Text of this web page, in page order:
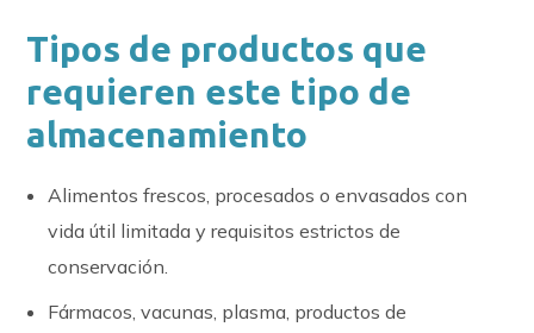
Tipos de productos que
requieren este tipo de
almacenamiento
Alimentos frescos, procesados o envasados con
vida útil limitada y requisitos estrictos de
conservación.
Fármacos, vacunas, plasma, productos de